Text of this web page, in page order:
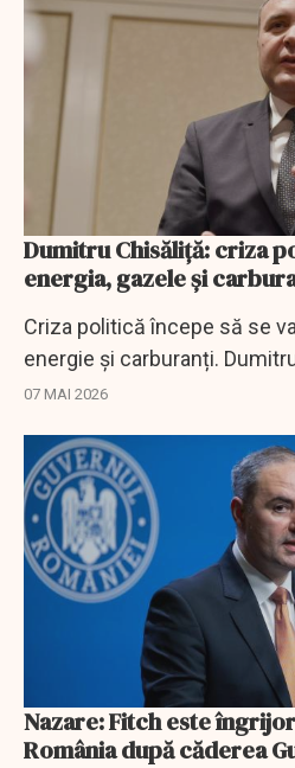
Dumitru Chisăliță: criza
energia, gazele și
Criza politică începe să se
energie și carburanți.
asupra unor scumpiri
07 MAI 2026
Nazare: Fitch este
România după căderea